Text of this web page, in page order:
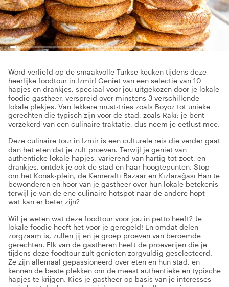
Word verliefd op de smaakvolle Turkse keuken tijdens deze
heerlijke foodtour in Izmir! Geniet van een selectie van 10
hapjes en drankjes, speciaal voor jou uitgekozen door je lokale
foodie-gastheer, verspreid over minstens 3 verschillende
lokale plekjes. Van lekkere must-tries zoals Boyoz tot unieke
gerechten die typisch zijn voor de stad, zoals Rakı; je bent
verzekerd van een culinaire traktatie, dus neem je eetlust mee.
Deze culinaire tour in Izmir is een culturele reis die verder gaat
dan het eten dat je zult proeven. Terwijl je geniet van
authentieke lokale hapjes, variërend van hartig tot zoet, en
drankjes, ontdek je ook de stad en haar hoogtepunten. Stop
om het Konak-plein, de Kemeraltı Bazaar en Kızlarağası Han te
bewonderen en hoor van je gastheer over hun lokale betekenis
terwijl je van de ene culinaire hotspot naar de andere hopt -
wat kan er beter zijn?
Wil je weten wat deze foodtour voor jou in petto heeft? Je
lokale foodie heeft het voor je geregeld! En omdat delen
zorgzaam is, zullen jij en je groep proeven van beroemde
gerechten. Elk van de gastheren heeft de proeverijen die je
tijdens deze foodtour zult genieten zorgvuldig geselecteerd.
Ze zijn allemaal gepassioneerd over eten en hun stad, en
kennen de beste plekken om de meest authentieke en typische
hapjes te krijgen. Kies je gastheer op basis van je interesses